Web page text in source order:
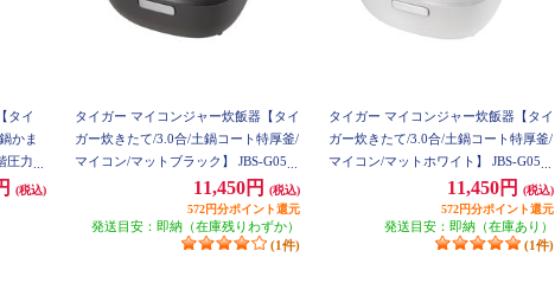
タイ
かま
力機
(税込)
タイガー マイコンジャー炊飯器【タイ
ガー炊きたて/3.0合/土鍋コート特厚釜/
マイコン/マットブラック】 JBS-G055
11,450円
(税込)
572円分ポイント還元
発送目安：即納（在庫残りわずか）
(1件)
タイガー マイコンジャー炊飯器【タイ
ガー炊きたて/3.0合/土鍋コート特厚釜/
マイコン/マットホワイト】 JBS-G055
11,450円
(税込)
572円分ポイント還元
発送目安：即納（在庫あり）
(1件)